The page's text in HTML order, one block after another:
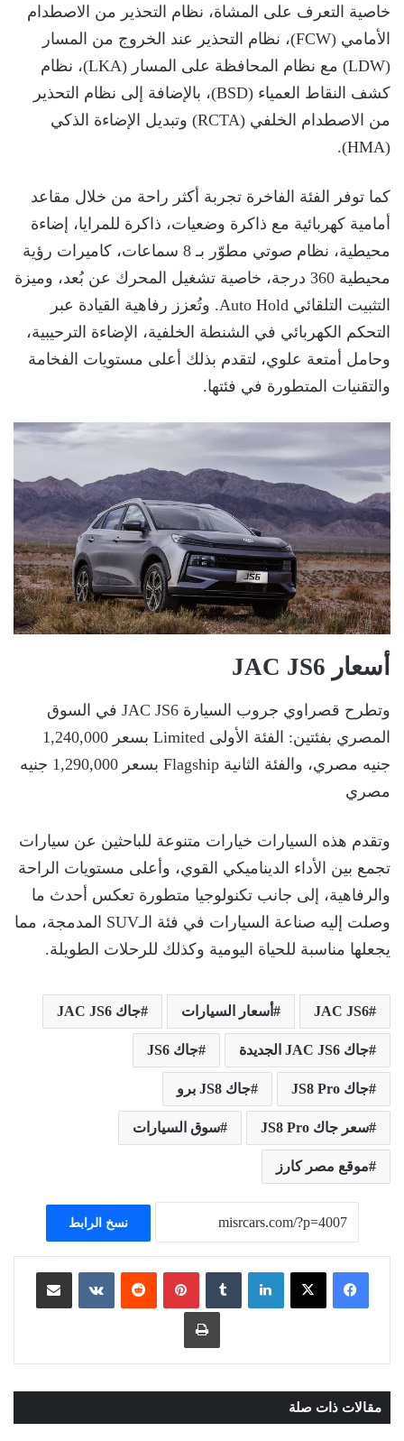
خاصية التعرف على المشاة، نظام التحذير من الاصطدام
الأمامي (FCW)، نظام التحذير عند الخروج من المسار
(LDW) مع نظام المحافظة على المسار (LKA)، نظام
كشف النقاط العمياء (BSD)، بالإضافة إلى نظام التحذير
من الاصطدام الخلفي (RCTA) وتبديل الإضاءة الذكي
(HMA).
كما توفر الفئة الفاخرة تجربة أكثر راحة من خلال مقاعد
أمامية كهربائية مع ذاكرة وضعيات، ذاكرة للمرايا، إضاءة
محيطية، نظام صوتي مطوّر بـ 8 سماعات، كاميرات رؤية
محيطية 360 درجة، خاصية تشغيل المحرك عن بُعد، وميزة
التثبيت التلقائي Auto Hold. وتُعزز رفاهية القيادة عبر
التحكم الكهربائي في الشنطة الخلفية، الإضاءة الترحيبية،
وحامل أمتعة علوي، لتقدم بذلك أعلى مستويات الفخامة
والتقنيات المتطورة في فئتها.
أسعار JAC JS6
وتطرح قصراوي جروب السيارة JAC JS6 في السوق
المصري بفئتين: الفئة الأولى Limited بسعر 1,240,000
جنيه مصري، والفئة الثانية Flagship بسعر 1,290,000 جنيه
مصري
وتقدم هذه السيارات خيارات متنوعة للباحثين عن سيارات
تجمع بين الأداء الديناميكي القوي، وأعلى مستويات الراحة
والرفاهية، إلى جانب تكنولوجيا متطورة تعكس أحدث ما
وصلت إليه صناعة السيارات في فئة الـSUV المدمجة، مما
يجعلها مناسبة للحياة اليومية وكذلك للرحلات الطويلة.
JAC JS6 أسعار السيارات جاك JAC JS6
جاك JAC JS6 الجديدة جاك JS6
جاك JS8 Pro جاك JS8 برو
سعر جاك JS8 Pro سوق السيارات
موقع مصر كارز
نسخ الرابط
لينكدإن ‏Tumblr بينتيريست
‏Reddit
‏VKontakte مشاركة عبر البريد
طباعة
مقالات ذات صلة